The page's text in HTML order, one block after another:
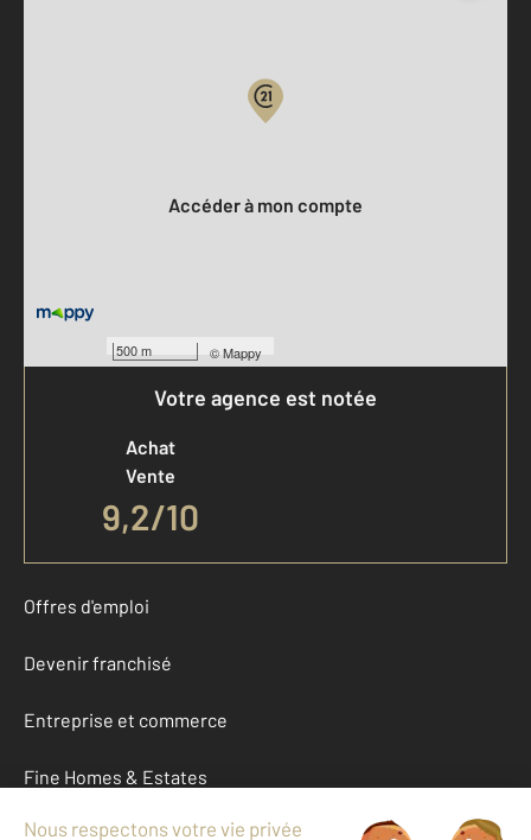
500 m ©Mappy
Accéder à mon compte
Votre agence est notée
Achat
Vente
9,2/10
Offres d'emploi
Devenir franchisé
Entreprise et commerce
Fine Homes & Estates
À propos